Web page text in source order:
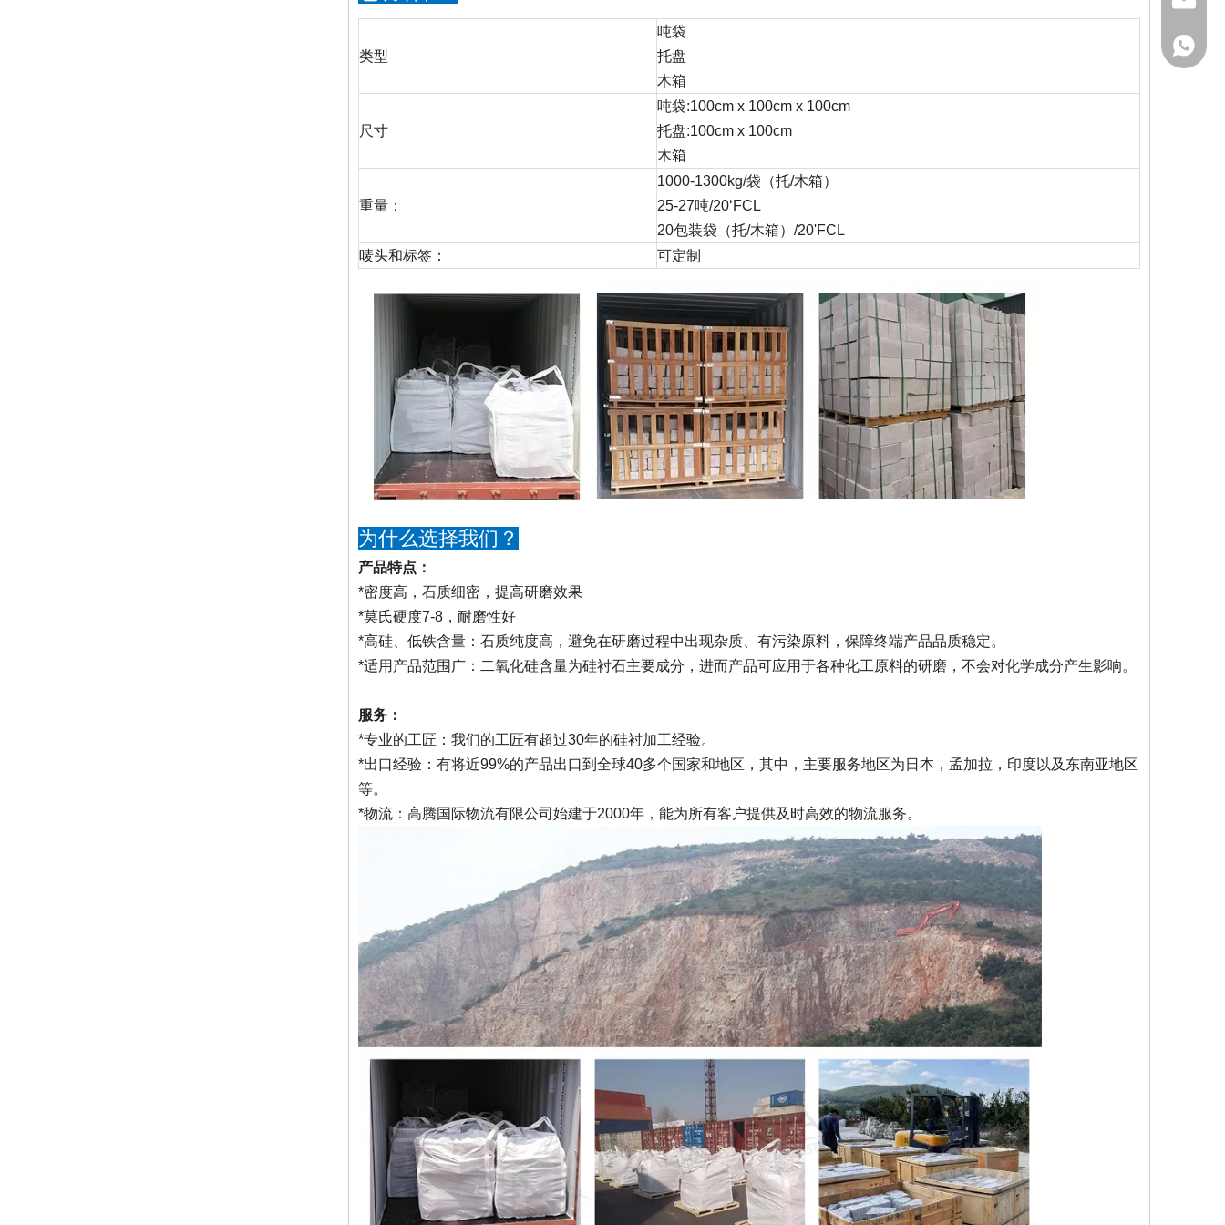
类型
吨袋
托盘
木箱
尺寸
吨袋:100cm x 100cm x 100cm
托盘:100cm x 100cm
木箱
重量：
1000-1300kg/袋（托/木箱）
25-27吨/20‘FCL
20包装袋（托/木箱）/20'FCL
唛头和标签：
可定制
为什么选择我们？
产品特点：
*密度高，石质细密，提高研磨效果
*莫氏硬度7-8，耐磨性好
*高硅、低铁含量：石质纯度高，避免在研磨过程中出现杂质、有污染原料，保障终端产品品质稳定。
*适用产品范围广：二氧化硅含量为硅衬石主要成分，进而产品可应用于各种化工原料的研磨，不会对化学成分产生影响。
服务：
*专业的工匠：我们的工匠有超过30年的硅衬加工经验。
*出口经验：有将近99%的产品出口到全球40多个国家和地区，其中，主要服务地区为日本，孟加拉，印度以及东南亚地区
等。
*物流：高腾国际物流有限公司始建于2000年，能为所有客户提供及时高效的物流服务。